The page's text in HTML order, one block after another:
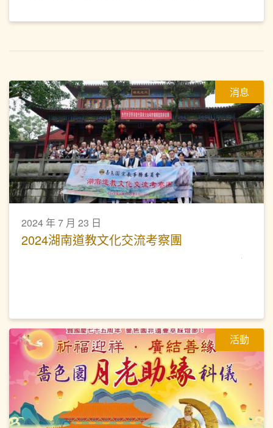
消息
2024 年 7 月 23 日
2024湖南道教文化交流考察團
活動